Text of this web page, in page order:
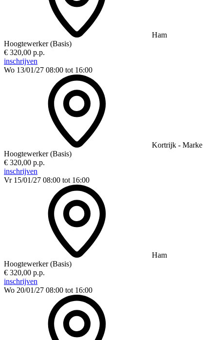
Ham
Hoogtewerker (Basis)
€ 320,00 p.p.
inschrijven
Wo 13/01/27 08:00 tot 16:00
Kortrijk - Marke
Hoogtewerker (Basis)
€ 320,00 p.p.
inschrijven
Vr 15/01/27 08:00 tot 16:00
Ham
Hoogtewerker (Basis)
€ 320,00 p.p.
inschrijven
Wo 20/01/27 08:00 tot 16:00